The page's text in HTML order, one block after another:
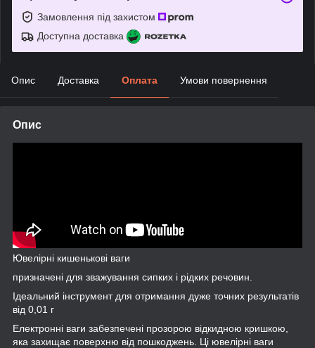
Замовлення під захистом
Доступна доставка
Опис Доставка Оплата Умови повернення
Опис
Ювелірні кишенькові ваги
призначені для зважування сипких і рідких речовин.
Ідеальний інструмент для отримання дуже точних результатів
від 0,01 г
Електронні ваги забезпечені прозорою відкидною кришкою,
яка захищає поверхню від пошкоджень. Ці ювелірні ваги